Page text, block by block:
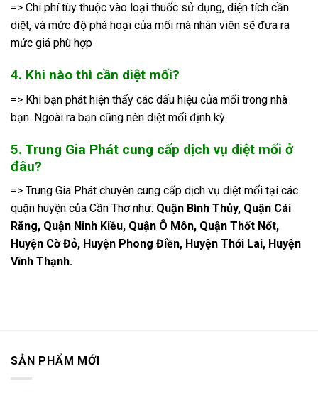
=> Chi phí tùy thuộc vào loại thuốc sử dụng, diện tích cần
diệt, và mức độ phá hoại của mối mà nhân viên sẽ đưa ra
mức giá phù hợp
4. Khi nào thì cần diệt mối?
=> Khi bạn phát hiện thấy các dấu hiệu của mối trong nhà
bạn. Ngoài ra bạn cũng nên diệt mối định kỳ.
5. Trung Gia Phát cung cấp dịch vụ diệt mối ở
đâu?
=> Trung Gia Phát chuyên cung cấp dịch vụ diệt mối tại các
quận huyện của Cần Thơ như: Quận Bình Thủy, Quận Cái
Răng, Quận Ninh Kiều, Quận Ô Môn, Quận Thốt Nốt,
Huyện Cờ Đỏ, Huyện Phong Điền, Huyện Thới Lai, Huyện
Vĩnh Thạnh.
SẢN PHẨM MỚI